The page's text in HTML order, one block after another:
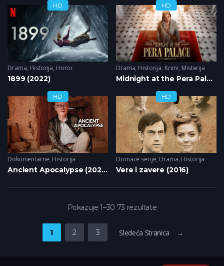
HD
Drama, Historija, Horor
1899 (2022)
HD
Drama, Historija, Krimi, Misterija
Midnight at the Pera Palace (2022)
HD
Dokumentarne, Historija
Ancient Apocalypse (2022)
HD
Domace serije, Drama, Historija
Vere i zavere (2016)
Pokazuje 1–30 73 rezultate
1 2 3 Sledeća Stranica →